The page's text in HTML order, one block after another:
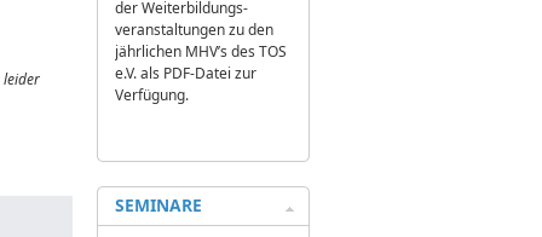
leider
der Weiterbildungs­
veranstaltungen zu den
jährlichen MHV’s des TOS
e.V. als PDF-Datei zur
Verfügung.
SEMINARE